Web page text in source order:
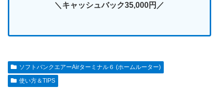
＼キャッシュバック35,000円／
ソフトバンクエアーAirターミナル６ (ホームルーター)
使い方＆TIPS